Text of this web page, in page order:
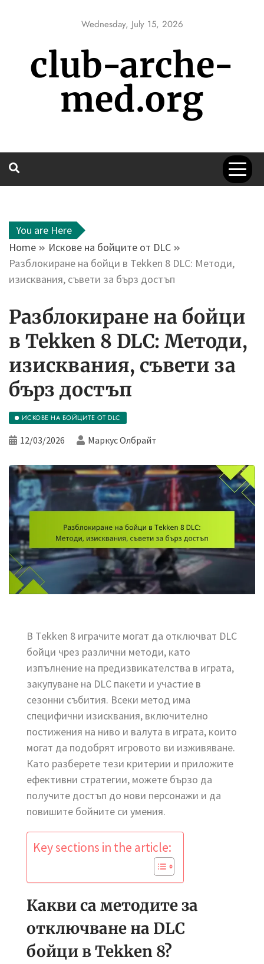
Wednesday, July 15, 2026
club-arche-
med.org
You are Here
Home
Искове на бойците от DLC
Разблокиране на бойци в Tekken 8 DLC: Методи,
изисквания, съвети за бърз достъп
Разблокиране на бойци
в Tekken 8 DLC: Методи,
изисквания, съвети за
бърз достъп
ИСКОВЕ НА БОЙЦИТЕ ОТ DLC
12/03/2026 Маркус Олбрайт
В Tekken 8 играчите могат да отключват DLC
бойци чрез различни методи, като
изпълнение на предизвикателства в играта,
закупуване на DLC пакети и участие в
сезонни събития. Всеки метод има
специфични изисквания, включително
постижения на ниво и валута в играта, които
могат да подобрят игровото ви изживяване.
Като разберете тези критерии и приложите
ефективни стратегии, можете бързо да
получите достъп до нови персонажи и да
повишите бойните си умения.
Key sections in the article:
Какви са методите за
отключване на DLC
бойци в Tekken 8?